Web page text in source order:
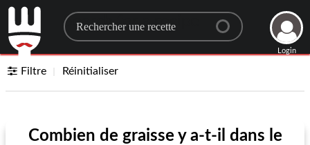
Search for a recipe
Login
Filtre Réinitialiser
Combien de graisse y a-t-il dans le